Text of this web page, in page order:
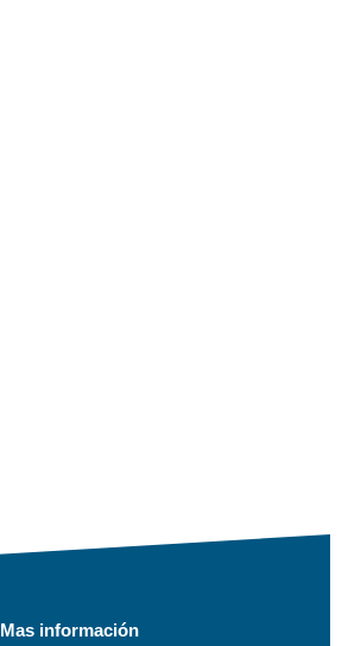
Mas información